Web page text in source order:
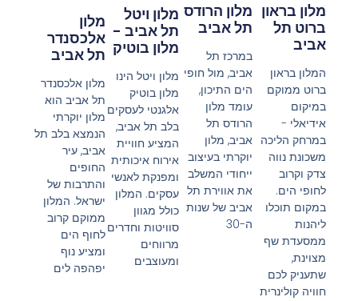
מלון בראון
ברוט תל
אביב
המלון בראון
ברוט ממוקם
במיקום
אידיאלי -
במרחק הליכה
משכונת נווה
צדק וקרוב
לחופי הים.
במקום תוכלו
ליהנות
ממסעדת שף
מצוינת,
שתעניק לכם
חוויה קולינרית
מלון הרודס
תל אביב
במרכז תל
אביב, מול חופי
הים התיכון,
עומד מלון
הרודס תל
אביב, מלון
יוקרתי בעיצוב
ייחודי המשלב
את אווירת תל
אביב של שנות
ה-30
מלון ויטל
תל אביב -
מלון בוטיק
מלון ויטל הינו
מלון בוטיק
אלגנטי לעסקים
בלב תל אביב,
המציע חוויית
אירוח איכותית
ומפנקת לאנשי
עסקים. המלון
כולל מגוון
סוויטות וחדרים
מרווחים
ומעוצבים
מלון
אלכסנדר
תל אביב
מלון אלכסנדר
תל אביב הוא
מלון יוקרתי
הנמצא בלב תל
אביב, עיר
החופים
והתרבות של
ישראל. המלון
ממוקם קרוב
לחוף הים
ומציע נוף
יפהפה לים